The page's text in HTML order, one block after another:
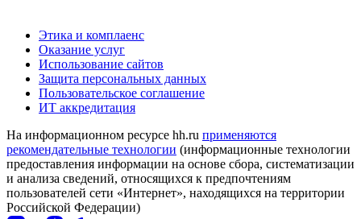
Этика и комплаенс
Оказание услуг
Использование сайтов
Защита персональных данных
Пользовательское соглашение
ИТ аккредитация
На информационном ресурсе hh.ru применяются
рекомендательные технологии (информационные технологии
предоставления информации на основе сбора, систематизации
и анализа сведений, относящихся к предпочтениям
пользователей сети «Интернет», находящихся на территории
Российской Федерации)